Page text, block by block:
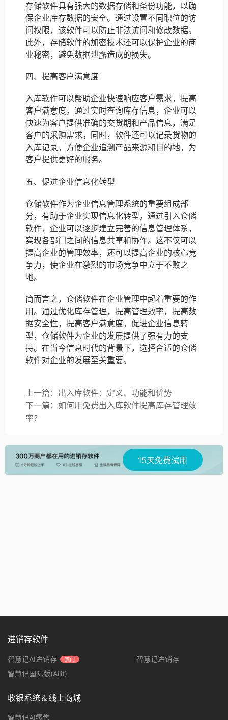
存储软件具有强大的数据存储和备份功能，以确
保企业库存数据的安全。通过设置不同职位的访
问权限，该软件可以防止非法访问和修改数据。
此外，存储软件的加密技术还可以保护企业的商
业秘密，避免数据泄露造成的损失。
四、提高客户满意度
入库软件可以帮助企业快速响应客户需求，提高
客户满意度。通过实时查询库存信息，企业可以
快速为客户提供准确的交货期和产品信息，满足
客户的采购需求。同时，软件还可以记录货物的
入库记录，方便企业追溯产品来源和目的地，为
客户提供更好的服务。
五、促进企业信息化转型
仓储软件作为企业信息管理系统的重要组成部
分，有助于企业实现信息化转型。通过引入仓储
软件，企业可以逐步建立完善的信息管理体系，
实现各部门之间的信息共享和协作。这不仅可以
提高企业的管理效率，还可以提高企业的核心竞
争力，使企业在激烈的市场竞争中立于不败之
地。
简而言之，仓储软件在企业管理中起着重要的作
用。通过优化库存管理，提高管理效率，提高数
据安全性，提高客户满意度，促进企业信息转
型，仓储软件为企业的发展提供了强有力的支
持。在当今信息时代的背景下，选择合适的仓储
软件对企业的发展至关重要。
上一篇：出入库软件：定义、功能和优势
下一篇：如何用免费出入库软件提高库存管理效
率？
15天免费试用
进销存软件
智慧记AI进销存 热门
智慧记进销存
智慧记国际版(Ailit)
收银系统＆线上商城
智慧记AI零售